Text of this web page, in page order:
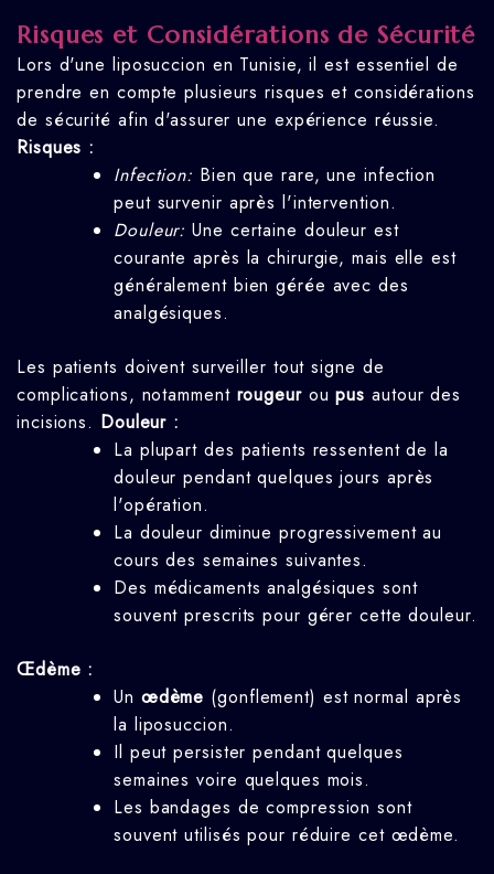
Risques et Considérations de Sécurité
Lors d'une liposuccion en Tunisie, il est essentiel de
prendre en compte plusieurs risques et considérations
de sécurité afin d'assurer une expérience réussie.
Risques :
Infection: Bien que rare, une infection
peut survenir après l'intervention.
Douleur: Une certaine douleur est
courante après la chirurgie, mais elle est
généralement bien gérée avec des
analgésiques.
Les patients doivent surveiller tout signe de
complications, notamment rougeuroupus autour des
incisions. Douleur :
La plupart des patients ressentent de la
douleur pendant quelques jours après
l'opération.
La douleur diminue progressivement au
cours des semaines suivantes.
Des médicaments analgésiques sont
souvent prescrits pour gérer cette douleur.
Œdème :
Un œdème (gonflement) est normal après
la liposuccion.
Il peut persister pendant quelques
semaines voire quelques mois.
Les bandages de compression sont
souvent utilisés pour réduire cet œdème.